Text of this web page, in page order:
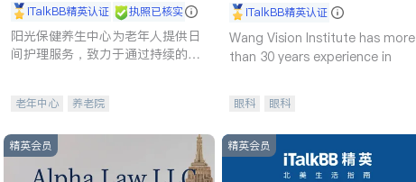
iTalkBB精英认证 执照已核实
阳光保健养生中心为老年人提供日
间护理服务，致力于通过持续的护
老年中心 养老院
iTalkBB精英认证
Wang Vision Institute has more
than 30 years experience in
眼科 眼科
精英会员 精英会员